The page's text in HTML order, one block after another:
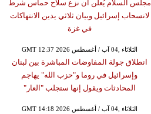
مجلس السلام يُعلن أن نزع سلاح حماس شرط
لانسحاب إسرائيل وبيان ثلاثي يدين الانتهاكات
في غزة
GMT 12:37 2026 الثلاثاء ,04 آب / أغسطس
انطلاق جولة المفاوضات المباشرة بين لبنان
وإسرائيل في روما و"حزب الله" يهاجم
المحادثات ويقول إنها ستجلب "العار"
GMT 14:18 2026 الثلاثاء ,04 آب / أغسطس